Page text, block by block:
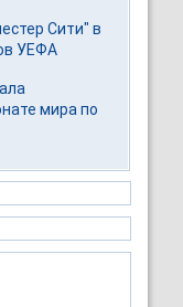
Сити" в
УЕФА
мира по